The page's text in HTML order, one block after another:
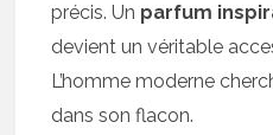
précis. Un parfum
devient un véritable
L’homme moderne
dans son flacon.